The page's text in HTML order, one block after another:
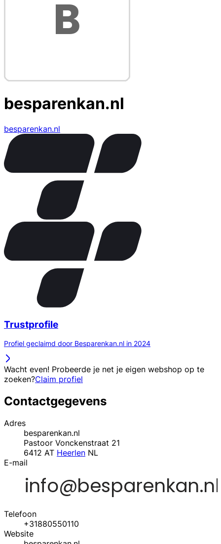
besparenkan.nl
besparenkan.nl
Trustprofile
Profiel geclaimd door Besparenkan.nl in 2024
Wacht even! Probeerde je net je eigen webshop op te
zoeken?Claim profiel
Contactgegevens
Adres
besparenkan.nl
Pastoor Vonckenstraat 21
6412 AT Heerlen NL
E-mail
Telefoon
+31880550110
Website